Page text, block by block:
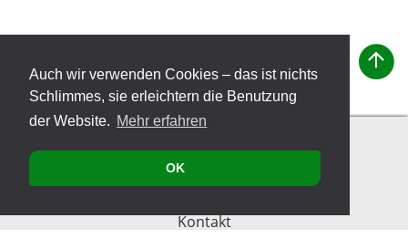
Auch wir verwenden Cookies – das ist nichts
Schlimmes, sie erleichtern die Benutzung
der Website. Mehr erfahren
OK
Kontakt